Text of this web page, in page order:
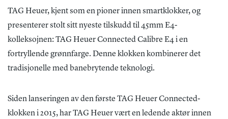
TAG Heuer, kjent som en pioner innen smartklokker, og
presenterer stolt sitt nyeste tilskudd til 45mm E4-
kolleksojnen: TAG Heuer Connected Calibre E4 i en
fortryllende grønnfarge. Denne klokken kombinerer det
tradisjonelle med banebrytende teknologi.
Siden lanseringen av den første TAG Heuer Connected-
klokken i 2015, har TAG Heuer vært en ledende aktør innen